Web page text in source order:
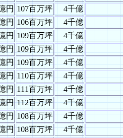
円 107百万坪
4千億
円 106百万坪
4千億
円 109百万坪
4千億
円 109百万坪
4千億
円 109百万坪
4千億
円 110百万坪
4千億
円 111百万坪
4千億
円 112百万坪
4千億
円 108百万坪
4千億
円 108百万坪
4千億